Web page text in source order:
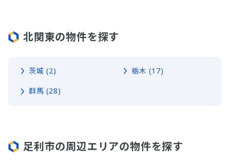
北関東の物件を探す
茨城 (2) 栃木 (17)
群馬 (28)
足利市の周辺エリアの物件を探す